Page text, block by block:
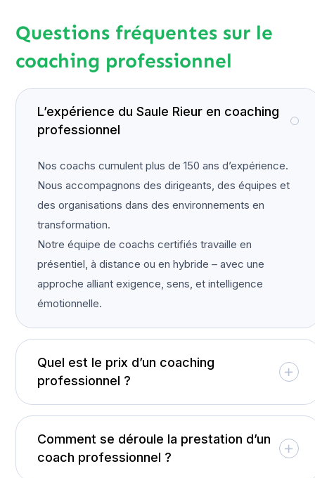
Questions fréquentes sur le
coaching professionnel
L’expérience du Saule Rieur en coaching
professionnel
Nos coachs cumulent plus de 150 ans d’expérience.
Nous accompagnons des dirigeants, des équipes et
des organisations dans des environnements en
transformation.
Notre équipe de coachs certifiés travaille en
présentiel, à distance ou en hybride – avec une
approche alliant exigence, sens, et intelligence
émotionnelle.
Quel est le prix d’un coaching
professionnel ?
Comment se déroule la prestation d’un
coach professionnel ?